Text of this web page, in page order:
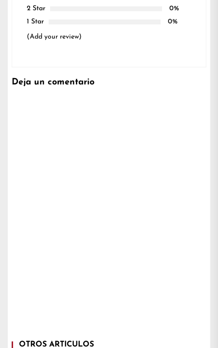
2 Star
0%
1 Star
0%
(Add your review)
Deja un comentario
OTROS ARTÍCULOS